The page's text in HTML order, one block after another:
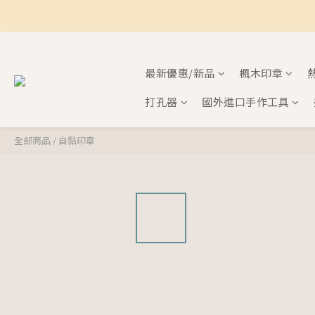
最新優惠/新品 楓木印章
打孔器
國外進口手作工具
全部商品 / 自黏印章